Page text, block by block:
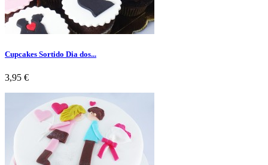
Cupcakes Sortido Dia dos...
Preço
3,95 €